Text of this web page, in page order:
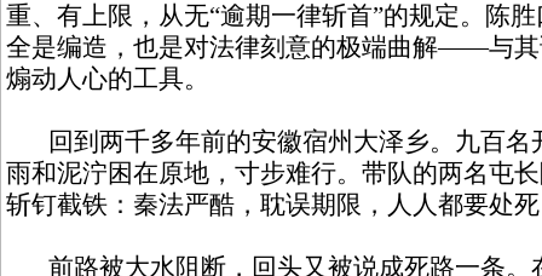
重、有上限，从无“逾期一律斩首”的规定。陈
全是编造，也是对法律刻意的极端曲解——与
煽动人心的工具。
回到两千多年前的安徽宿州大泽乡。九百名
雨和泥泞困在原地，寸步难行。带队的两名屯
斩钉截铁：秦法严酷，耽误期限，人人都要处
前路被大水阻断，回头又被说成死路一条。